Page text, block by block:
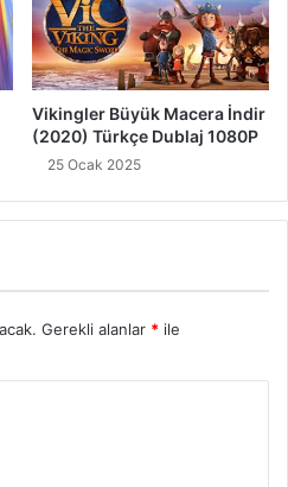
Vikingler Büyük Macera İndir
(2020) Türkçe Dublaj 1080P
25 Ocak 2025
Gerekli alanlar * ile